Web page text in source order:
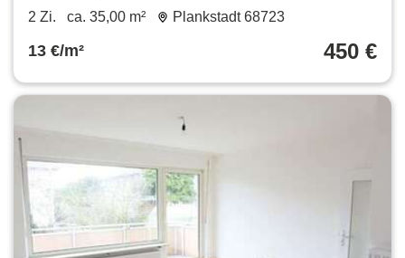
m²
2 Zi. ca. 35,00 m² Plankstadt 68723
13 €/m² 450 €